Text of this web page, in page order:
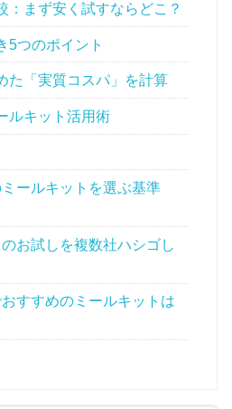
：まず安く試すならどこ？
5つのポイント
た「実質コスパ」を計算
ルキット活用術
ールキットを選ぶ基準
お試しを複数社ハシゴし
すすめのミールキットは